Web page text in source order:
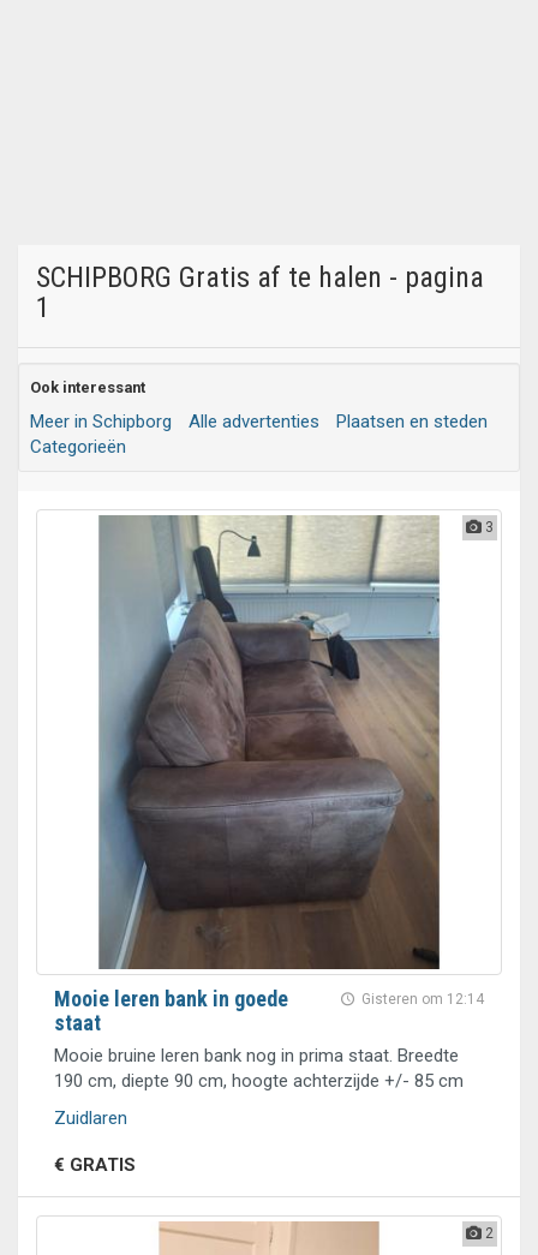
SCHIPBORG Gratis af te halen - pagina
1
Ook interessant
Meer in Schipborg Alle advertenties
Plaatsen en steden
Categorieën
3
Gisteren om 12:14
Mooie leren bank in goede
staat
Mooie bruine leren bank nog in prima staat. Breedte
190 cm, diepte 90 cm, hoogte achterzijde +/- 85 cm
Zuidlaren
€ GRATIS
2